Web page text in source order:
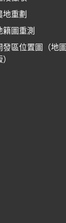
地重劃
籍圖重測
發區位置圖（地圖